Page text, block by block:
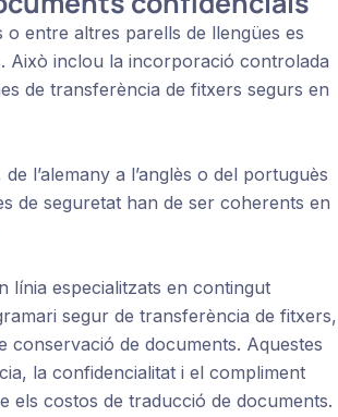
entre altres parells de llengües es
Això inclou la incorporació controlada
de transferència de fitxers segurs en
l’alemany a l’anglès o del portuguès
de seguretat han de ser coherents en
línia especialitzats en contingut
segur de transferència de fitxers,
conservació de documents. Aquestes
la confidencialitat i el compliment
els costos de traducció de documents.